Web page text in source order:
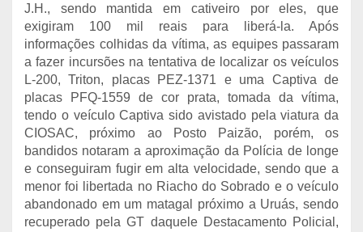
J.H., sendo mantida em cativeiro por eles, que
exigiram 100 mil reais para liberá-la. Após
informações colhidas da vítima, as equipes passaram
a fazer incursões na tentativa de localizar os veículos
L-200, Triton, placas PEZ-1371 e uma Captiva de
placas PFQ-1559 de cor prata, tomada da vítima,
tendo o veículo Captiva sido avistado pela viatura da
CIOSAC, próximo ao Posto Paizão, porém, os
bandidos notaram a aproximação da Polícia de longe
e conseguiram fugir em alta velocidade, sendo que a
menor foi libertada no Riacho do Sobrado e o veículo
abandonado em um matagal próximo a Uruás, sendo
recuperado pela GT daquele Destacamento Policial,